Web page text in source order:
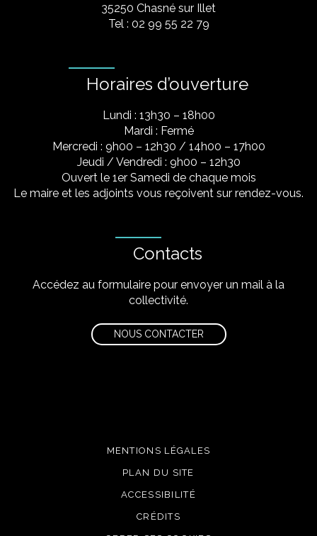
35250 Chasné sur Illet
Tel : 02 99 55 22 79
Horaires d’ouverture
Lundi : 13h30 – 18h00
Mardi : Fermé
Mercredi : 9h00 – 12h30 / 14h00 – 17h00
Jeudi / Vendredi : 9h00 – 12h30
Ouvert le 1er Samedi de chaque mois
Le maire et les adjoints vous reçoivent sur rendez-vous.
Contacts
Accédez au formulaire pour envoyer un mail à la
collectivité.
NOUS CONTACTER
MENTIONS LÉGALES
PLAN DU SITE
ACCESSIBILITÉ
CRÉDITS